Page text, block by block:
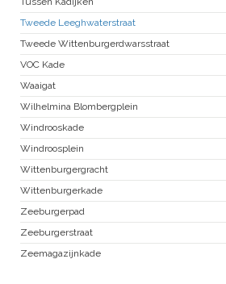
Tweede Leeghwaterstraat
Tweede Wittenburgerdwarsstraat
VOC Kade
Waaigat
Wilhelmina Blombergplein
Windrooskade
Windroosplein
Wittenburgergracht
Wittenburgerkade
Zeeburgerpad
Zeeburgerstraat
Zeemagazijnkade